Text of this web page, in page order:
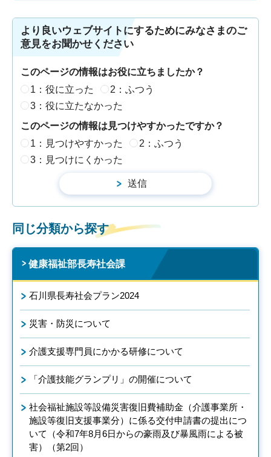
より良いウェブサイトにするためにみなさまのご
意見をお聞かせください
このページの情報はお役に立ちましたか？
1：役に立った
2：ふつう
3：役に立たなかった
このページの情報は見つけやすかったですか？
1：見つけやすかった
2：ふつう
3：見つけにくかった
同じ分類から探す
健康福祉部長寿社会課
石川県長寿社会プラン2024
災害・防災について
介護支援専門員にかかる研修について
「介護技能グランプリ」の開催について
社会福祉施設等設備災害復旧費補助金（介護事業所・
施設等復旧支援事業分）に係る交付申請書の提出につ
いて（令和7年8月6日からの豪雨及び暴風雨による被
害）（第2回）